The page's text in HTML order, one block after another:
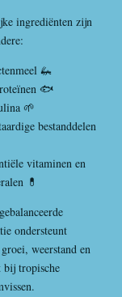
ingrediënten zijn
🦗
🐟
🌱
bestanddelen
vitaminen en
💊
ondersteunt
weerstand en
tropische